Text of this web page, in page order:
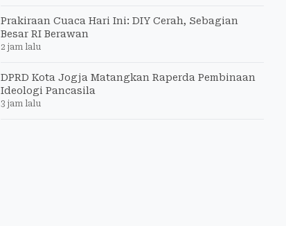
Prakiraan Cuaca Hari Ini: DIY Cerah, Sebagian
Besar RI Berawan
2 jam lalu
DPRD Kota Jogja Matangkan Raperda Pembinaan
Ideologi Pancasila
3 jam lalu